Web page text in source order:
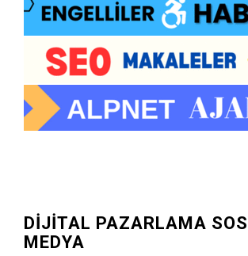
DİJİTAL PAZARLAMA
MEDYA